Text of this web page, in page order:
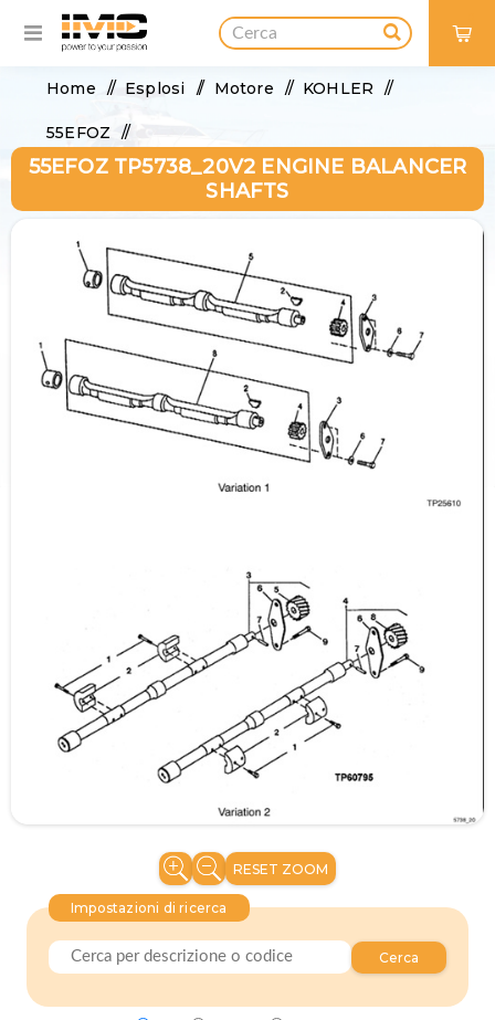
Home / Esplosi / Motore / KOHLER /
55EFOZ /
55EFOZ TP5738_20V2 Engine Balancer Shafts
55EFOZ TP5738_20V2 ENGINE BALANCER
SHAFTS
RESET ZOOM
Cerca
Impostazioni di ricerca